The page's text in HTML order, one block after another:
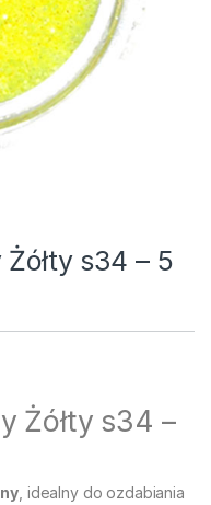
s34 – 5
Żółty s34 –
, idealny do ozdabiania